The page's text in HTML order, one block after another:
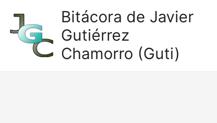
contenido
Bitácora de Javier
Gutiérrez
Chamorro (Guti)